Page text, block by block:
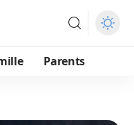
Parents